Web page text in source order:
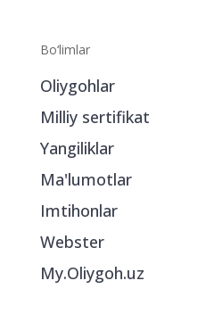
Bo‘limlar
Oliygohlar
Milliy sertifikat
Yangiliklar
Ma'lumotlar
Imtihonlar